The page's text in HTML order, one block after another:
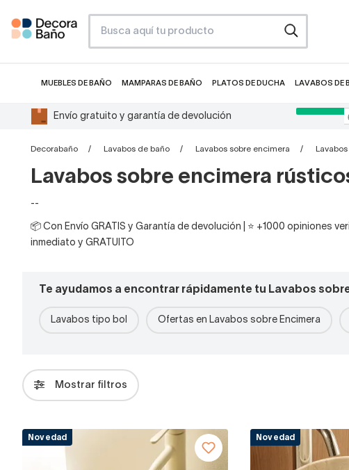
MUEBLES DE BAÑO MAMPARAS DE BAÑO PLATOS DE DUCHA LAVABOS DE
Envío gratuito y garantía de devolución
Decorabaño Lavabos de baño Lavabos sobre encimera
Lavabos sobre encimera
--
📦 Con Envío GRATIS y Garantía de devolución | ⭐ +1000 opiniones
inmediato y GRATUITO
Te ayudamos a encontrar rápidamente tu Lavabos
Lavabos tipo bol Ofertas en Lavabos sobre Encimera
Mostrar filtros
Novedad Novedad